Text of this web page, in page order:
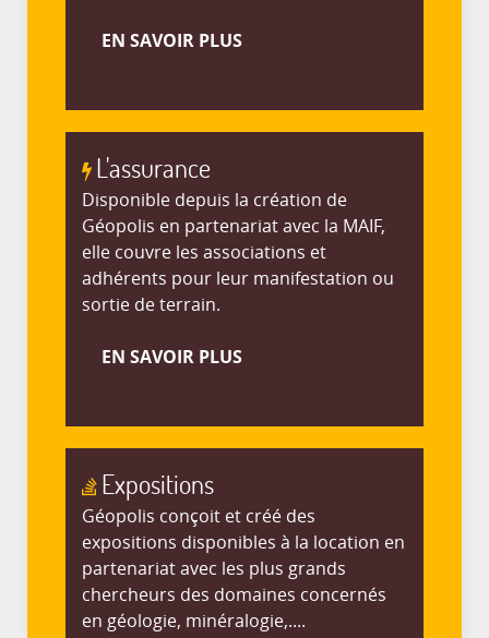
EN SAVOIR PLUS
L'assurance
Disponible depuis la création de
Géopolis en partenariat avec la MAIF,
elle couvre les associations et
adhérents pour leur manifestation ou
sortie de terrain.
EN SAVOIR PLUS
Expositions
Géopolis conçoit et créé des
expositions disponibles à la location en
partenariat avec les plus grands
chercheurs des domaines concernés
en géologie, minéralogie,....